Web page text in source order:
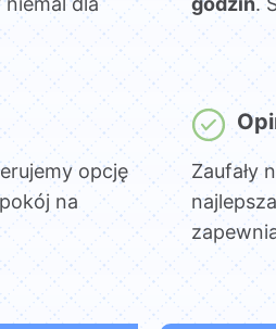
opcję
na
Zaufały